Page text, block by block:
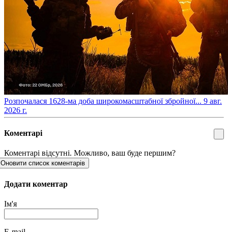
​Розпочалася 1628-ма доба широкомасштабної збройної... 9 авг.
2026 г.
Коментарі
Коментарі відсутні. Можливо, ваш буде першим?
Оновити список коментарів
Додати коментар
Ім'я